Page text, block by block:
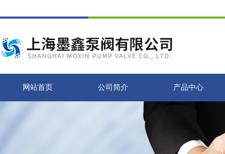
网站首页 公司简介 产品中心